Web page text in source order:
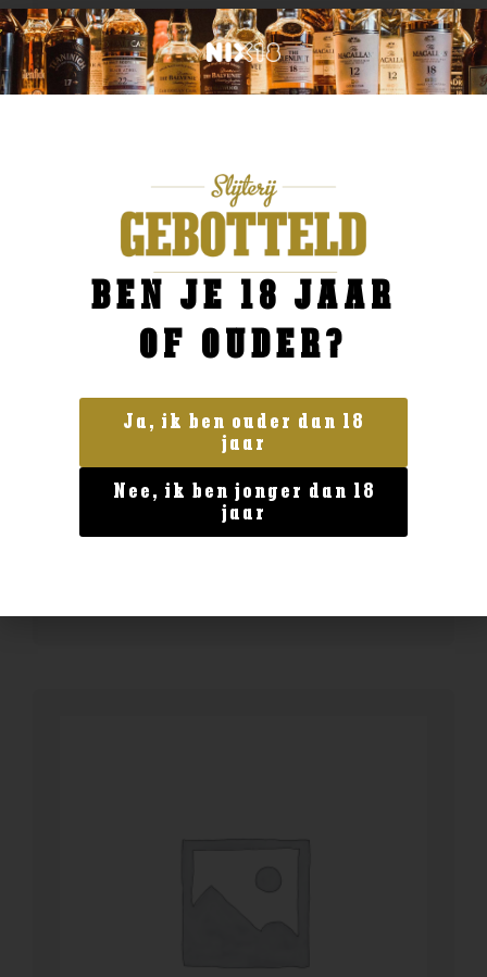
Geen categorie
Forster spatlese 0.75
4,99
BEN JE 18 JAAR
OF OUDER?
Ja, ik ben ouder dan 18
jaar
Nee, ik ben jonger dan 18
jaar